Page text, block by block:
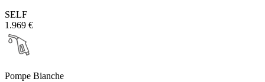
SELF
1.969 €
Pompe Bianche